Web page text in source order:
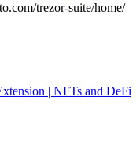
trezor-suite/home/
| NFTs and DeFi